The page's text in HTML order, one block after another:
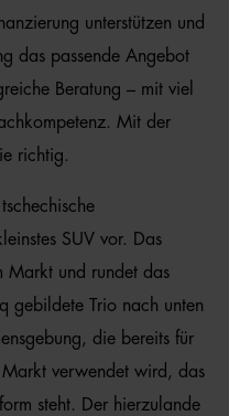
unterstützen und
das passende Angebot
Beratung – mit viel
Mit der
richtig.
SUV vor. Das
Markt und rundet das
gebildete Trio nach unten
die bereits für
verwendet wird, das
steht. Der hierzulande